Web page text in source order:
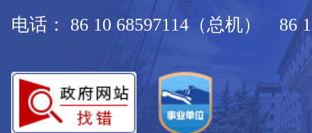
电话： 86 10 68597114（总机） 86